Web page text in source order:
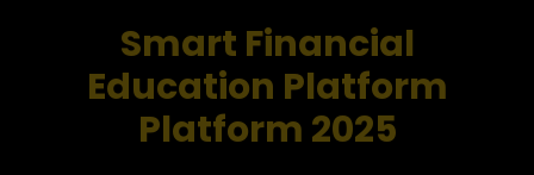
Smart Financial
Education Platform
Platform 2025